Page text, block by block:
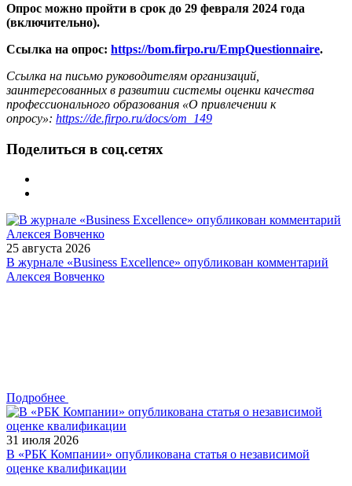
Опрос можно пройти в срок до 29 февраля 2024 года
(включительно).
Ссылка на опрос: https://bom.firpo.ru/EmpQuestionnaire.
Ссылка на письмо руководителям организаций,
заинтересованных в развитии системы оценки качества
профессионального образования «О привлечении к
опросу»: https://de.firpo.ru/docs/om_149
Поделиться в соц.сетях
25 августа 2026
В журнале «Business Excellence» опубликован комментарий
Алексея Вовченко
Подробнее
31 июля 2026
В «РБК Компании» опубликована статья о независимой
оценке квалификации